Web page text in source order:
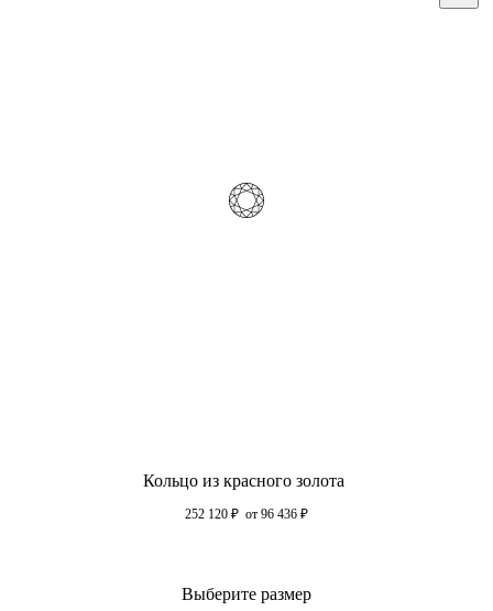
Кольцо из красного золота
252 120 ₽ от 96 436 ₽
Выберите размер